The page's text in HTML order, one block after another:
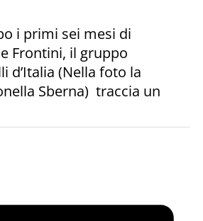
i primi sei mesi di
Frontini, il gruppo
d’Italia (Nella foto la
Sberna) traccia un